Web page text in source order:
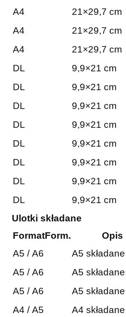
A4 21×29,7 cm
A4 21×29,7 cm
A4 21×29,7 cm
DL 9,9×21 cm
DL 9,9×21 cm
DL 9,9×21 cm
DL 9,9×21 cm
DL 9,9×21 cm
DL 9,9×21 cm
DL 9,9×21 cm
DL 9,9×21 cm
Ulotki składane
FormatForm. Opis
A5 / A6
A5
A5 / A6 A5
A5 / A6 A5
A4 / A5 A4